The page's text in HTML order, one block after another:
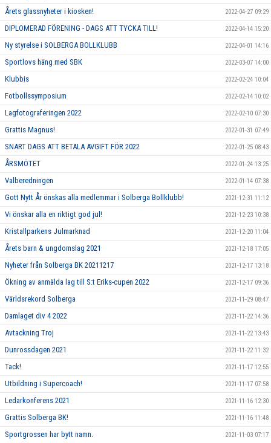
Årets glassnyheter i kiosken! 2022-04-27 09:29
DIPLOMERAD FÖRENING - DAGS ATT TYCKA TILL! 2022-04-14 15:20
Ny styrelse i SOLBERGA BOLLKLUBB 2022-04-01 14:16
Sportlovs häng med SBK 2022-03-07 14:00
Klubbis 2022-02-24 10:04
Fotbollssymposium 2022-02-14 10:02
Lagfotograferingen 2022 2022-02-10 07:30
Grattis Magnus! 2022-01-31 07:49
SNART DAGS ATT BETALA AVGIFT FÖR 2022 2022-01-25 08:43
ÅRSMÖTET 2022-01-24 13:25
Valberedningen 2022-01-14 07:38
Gott Nytt År önskas alla medlemmar i Solberga Bollklubb! 2021-12-31 11:12
Vi önskar alla en riktigt god jul! 2021-12-23 10:38
Kristallparkens Julmarknad 2021-12-20 11:04
Årets barn & ungdomslag 2021 2021-12-18 17:05
Nyheter från Solberga BK 20211217 2021-12-17 13:18
Ökning av anmälda lag till S:t Eriks-cupen 2022 2021-12-17 09:36
Världsrekord Solberga 2021-11-29 08:47
Damlaget div 4 2022 2021-11-22 14:36
Avtackning Troj 2021-11-22 13:43
Dunrossdagen 2021 2021-11-22 11:32
Tack! 2021-11-17 12:55
Utbildning i Supercoach! 2021-11-17 07:58
Ledarkonferens 2021 2021-11-16 12:30
Grattis Solberga BK! 2021-11-16 11:48
Sportgrossen har bytt namn. 2021-11-03 07:17